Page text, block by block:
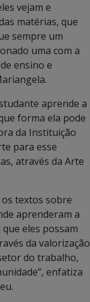
vejam e
matérias, que
sempre um
uma com a
ensino e
aprende a
forma ela pode
da Instituição
para esse
através da Arte
textos sobre
aprenderam a
eles possam
da valorização
do trabalho,
enfatiza